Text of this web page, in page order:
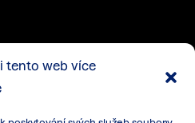
tento web více